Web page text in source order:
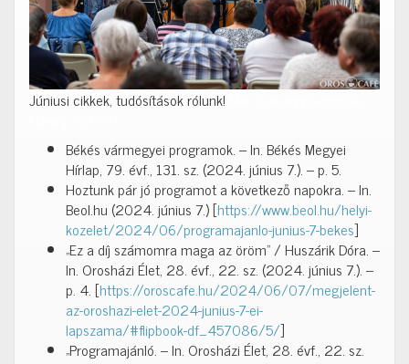
Júniusi cikkek, tudósítások rólunk!
Békés vármegyei programok. – In. Békés Megyei
Hírlap, 79. évf., 131. sz. (2024. június 7.). – p. 5.
Hoztunk pár jó programot a következő napokra. – In.
Beol.hu (2024. június 7.) [https://www.beol.hu/helyi-
kozelet/2024/06/programajanlo-junius-7-bekes]
„Ez a díj számomra maga az öröm” / Huszárik Dóra. –
In. Orosházi Élet, 28. évf., 22. sz. (2024. június 7.). –
p. 4. [https://oroscafe.hu/2024/06/07/megjelent-
az-oroshazi-elet-2024-junius-7-ei-
lapszama/#flipbook-df_457086/5/]
„Programajánló. – In. Orosházi Élet, 28. évf., 22. sz.